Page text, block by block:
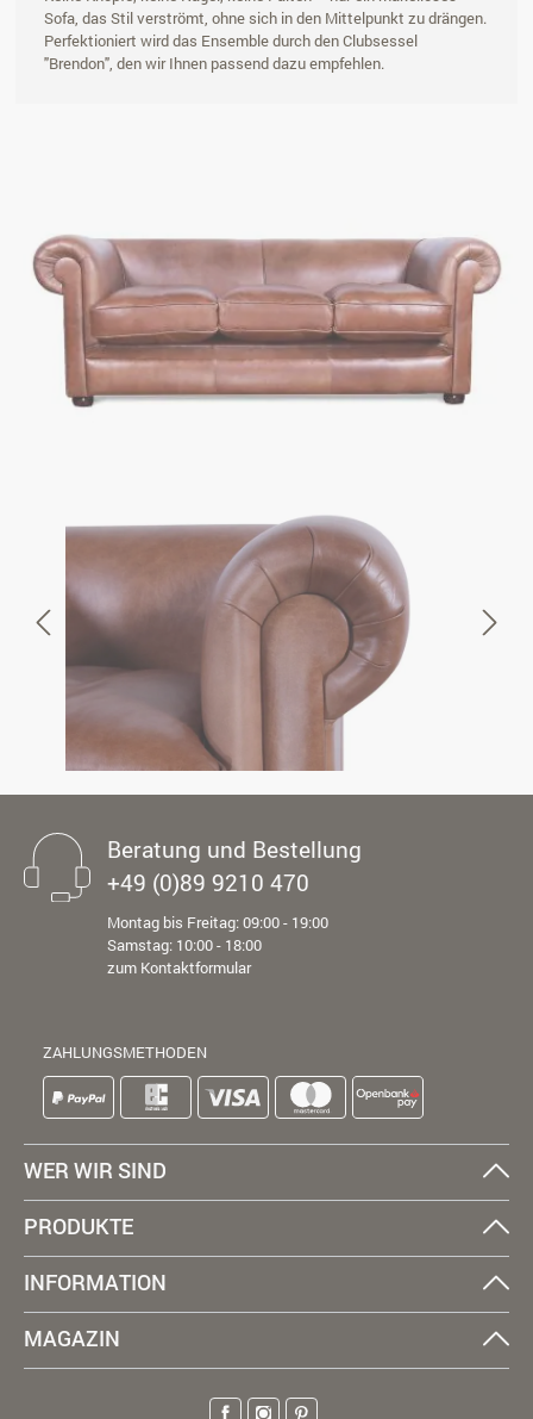
Sofa, das Stil verströmt, ohne sich in den Mittelpunkt zu drängen.
Perfektioniert wird das Ensemble durch den Clubsessel
"Brendon", den wir Ihnen passend dazu empfehlen.
Beratung und Bestellung
+49 (0)89 9210 470
Montag bis Freitag: 09:00 - 19:00
Samstag: 10:00 - 18:00
zum Kontaktformular
ZAHLUNGSMETHODEN
WER WIR SIND
PRODUKTE
INFORMATION
MAGAZIN